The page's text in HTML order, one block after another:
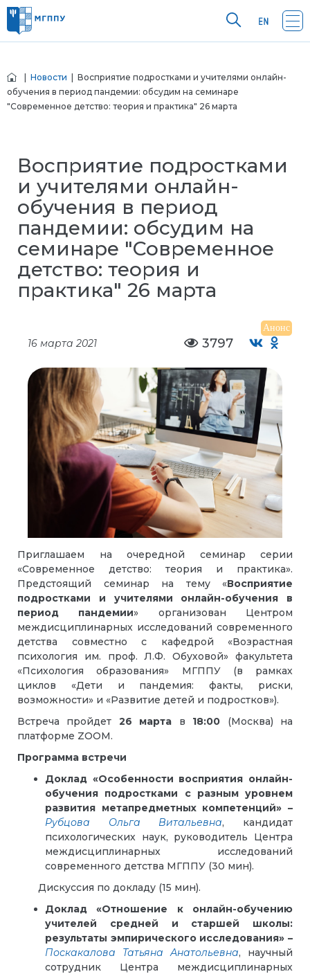
Новости | Восприятие подростками и учителями онлайн-
обучения в период пандемии: обсудим на семинаре
"Современное детство: теория и практика" 26 марта
Восприятие подростками
и учителями онлайн-
обучения в период
пандемии: обсудим на
семинаре "Современное
детство: теория и
практика" 26 марта
Анонс
16 марта 2021 3797
Приглашаем на очередной семинар серии
«Современное детство: теория и практика».
Предстоящий семинар на тему «Восприятие
подростками и учителями онлайн-обучения в
период пандемии» организован Центром
междисциплинарных исследований современного
детства совместно с кафедрой «Возрастная
психология им. проф. Л.Ф. Обуховой» факультета
«Психология образования» МГППУ (в рамках
циклов «Дети и пандемия: факты, риски,
возможности» и «Развитие детей и подростков»).
Встреча пройдет 26 марта в 18:00 (Москва) на
платформе ZOOM.
Программа встречи
Доклад «Особенности восприятия онлайн-
обучения подростками с разным уровнем
развития метапредметных компетенций» –
Рубцова Ольга Витальевна, кандидат
психологических наук, руководитель Центра
междисциплинарных исследований
современного детства МГППУ (30 мин).
Дискуссия по докладу (15 мин).
Доклад «Отношение к онлайн-обучению
учителей средней и старшей школы:
результаты эмпирического исследования» –
Поскакалова Татьяна Анатольевна,
научный
сотрудник Центра междисциплинарных